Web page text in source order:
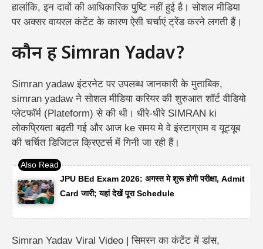
हालांकि, इन दावों की आधिकारिक पुष्टि नहीं हुई है। सोशल मीडिया
पर अक्सर वायरल कंटेंट के कारण ऐसी चर्चाएं ट्रेंड करने लगती हैं।
कौन हैं Simran Yadav?
Simran yadaw इंटरनेट पर उपलब्ध जानकारी के मुताबिक,
simran yadaw ने सोशल मीडिया करियर की शुरुआत शॉर्ट वीडियो
प्लेटफॉर्म (Plateform) से की थी। धीरे-धीरे SIMRAN ki
लोकप्रियता बढ़ती गई और आज ke समय मे वे इंस्टाग्राम व यूट्यूब
की चर्चित डिजिटल क्रिएटर्स में गिनी जा रही हैं।
JPU BEd Exam 2026: अगस्त मे शुरू होगी परीक्षा, Admit
Card जारी; यहां देखें पूरा Schedule
Simran Yadav Viral Video | सिमरन का कंटेंट में डांस,